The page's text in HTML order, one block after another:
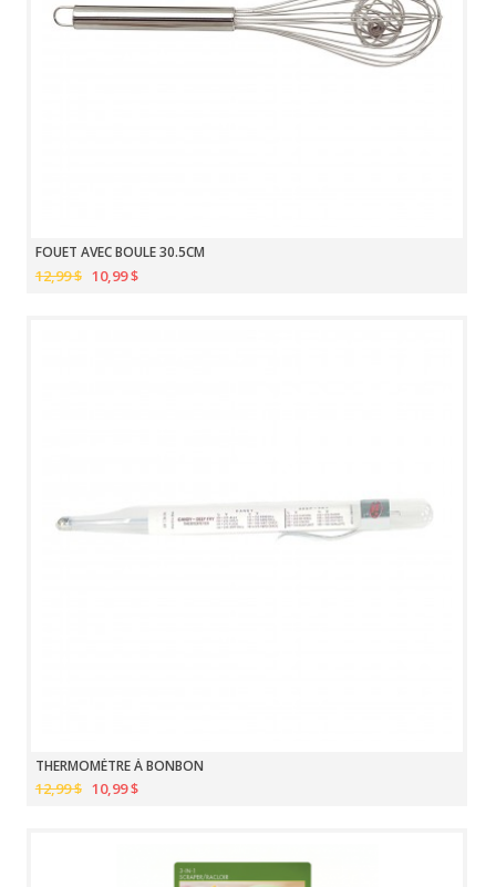
FOUET AVEC BOULE 30.5CM
12,99 $ 10,99 $
THERMOMÈTRE À BONBON
12,99 $ 10,99 $